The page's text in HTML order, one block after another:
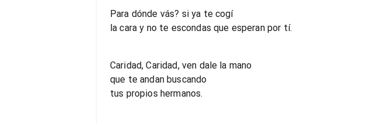
Para dónde vás? si ya te cogí
la cara y no te escondas que esperan por tí.
Caridad, Caridad, ven dale la mano
que te andan buscando
tus propios hermanos.